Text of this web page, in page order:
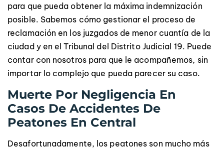
para que pueda obtener la máxima indemnización
posible. Sabemos cómo gestionar el proceso de
reclamación en los juzgados de menor cuantía de la
ciudad y en el Tribunal del Distrito Judicial 19. Puede
contar con nosotros para que le acompañemos, sin
importar lo complejo que pueda parecer su caso.
Muerte Por Negligencia En
Casos De Accidentes De
Peatones En Central
Desafortunadamente, los peatones son mucho más